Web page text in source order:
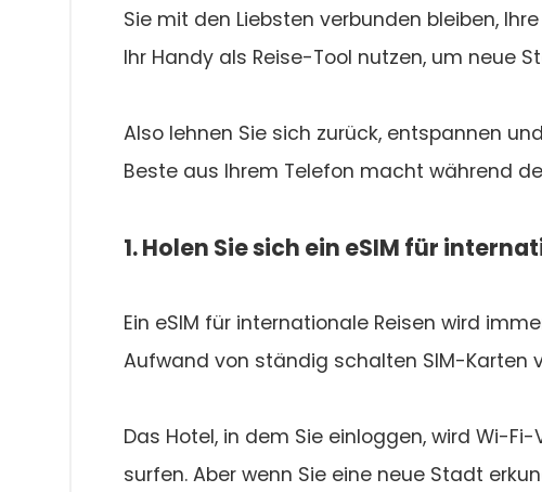
Sie mit den Liebsten verbunden bleiben,
Ihr Handy als Reise-Tool nutzen, um neue
Also lehnen Sie sich zurück, entspannen
Beste aus Ihrem Telefon macht während
1. Holen Sie sich ein eSIM für
Ein eSIM für internationale Reisen wird
Aufwand von ständig schalten SIM-Karten
Das Hotel, in dem Sie einloggen, wird Wi-
surfen. Aber wenn Sie eine neue Stadt